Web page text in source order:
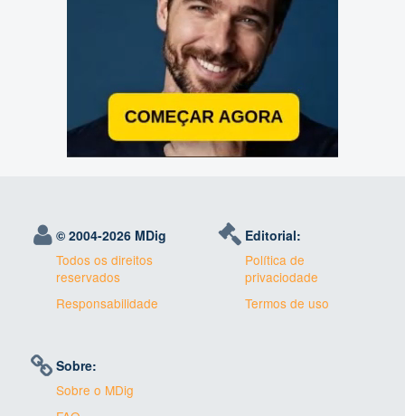
© 2004-2026 MDig
Todos os direitos
reservados
Responsabilidade
Editorial:
Política de
privaciodade
Termos de uso
Sobre:
Sobre o MDig